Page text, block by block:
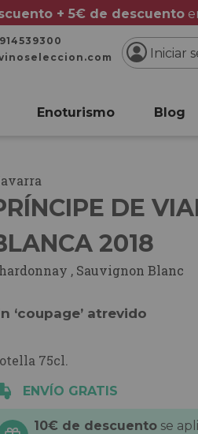
+ 5€ de descuento
Iniciar
Enoturismo Blog
DE
2018
, Sauvignon Blanc
‘coupage’ atrevido
75cl.
ENVÍO GRATIS
10€ de descuento se